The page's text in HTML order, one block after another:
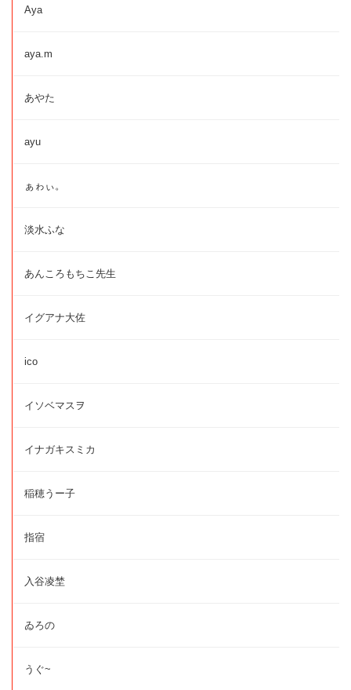
Aya
aya.m
あやた
ayu
ぁゎぃ。
淡水ふな
あんころもちこ先生
イグアナ大佐
ico
イソベマスヲ
イナガキスミカ
稲穂うー子
指宿
入谷凌埜
ゐろの
うぐ~